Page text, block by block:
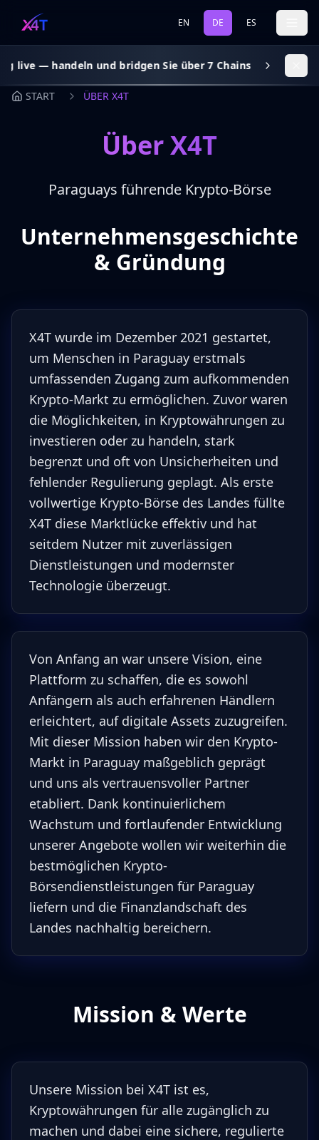
EN DE ES
— handeln und bridgen Sie über 7 Chains, Gas-Subsidy auf
START ÜBER X4T
Über X4T
Paraguays führende Krypto-Börse
Unternehmensgeschichte
& Gründung
X4T wurde im Dezember 2021 gestartet,
um Menschen in Paraguay erstmals
umfassenden Zugang zum aufkommenden
Krypto-Markt zu ermöglichen. Zuvor waren
die Möglichkeiten, in Kryptowährungen zu
investieren oder zu handeln, stark
begrenzt und oft von Unsicherheiten und
fehlender Regulierung geplagt. Als erste
vollwertige Krypto-Börse des Landes füllte
X4T diese Marktlücke effektiv und hat
seitdem Nutzer mit zuverlässigen
Dienstleistungen und modernster
Technologie überzeugt.
Von Anfang an war unsere Vision, eine
Plattform zu schaffen, die es sowohl
Anfängern als auch erfahrenen Händlern
erleichtert, auf digitale Assets zuzugreifen.
Mit dieser Mission haben wir den Krypto-
Markt in Paraguay maßgeblich geprägt
und uns als vertrauensvoller Partner
etabliert. Dank kontinuierlichem
Wachstum und fortlaufender Entwicklung
unserer Angebote wollen wir weiterhin die
bestmöglichen Krypto-
Börsendienstleistungen für Paraguay
liefern und die Finanzlandschaft des
Landes nachhaltig bereichern.
Mission & Werte
Unsere Mission bei X4T ist es,
Kryptowährungen für alle zugänglich zu
machen und dabei eine sichere, regulierte